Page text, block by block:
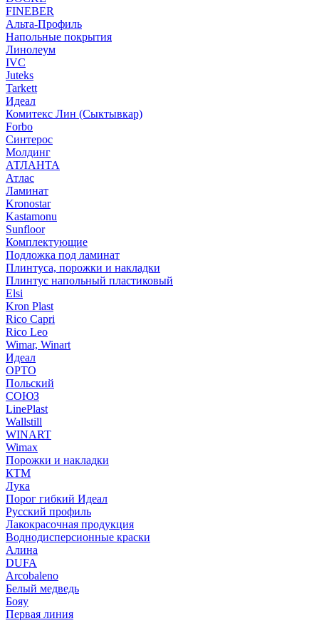
FINEBER
Альта-Профиль
Напольные покрытия
Линолеум
IVC
Juteks
Tarkett
Идеал
Комитекс Лин (Сыктывкар)
Forbo
Синтерос
Молдинг
АТЛАНТА
Атлас
Ламинат
Kronostar
Kastamonu
Sunfloor
Комплектующие
Подложка под ламинат
Плинтуса, порожки и накладки
Плинтус напольный пластиковый
Elsi
Kron Plast
Rico Capri
Rico Leo
Wimar, Winart
Идеал
ОРТО
Польский
СОЮЗ
LinePlast
Wallstill
WINART
Wimax
Порожки и накладки
КТМ
Лука
Порог гибкий Идеал
Русский профиль
Лакокрасочная продукция
Воднодисперсионные краски
Алина
DUFA
Arcobaleno
Белый медведь
Бояу
Первая линия